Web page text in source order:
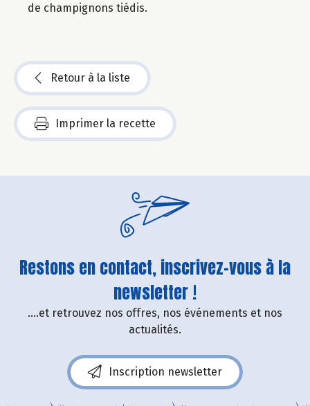
de champignons tiédis.
Retour à la liste
Imprimer la recette
Restons en contact, inscrivez-vous à la
newsletter !
....et retrouvez nos offres, nos événements et nos
actualités.
Inscription newsletter